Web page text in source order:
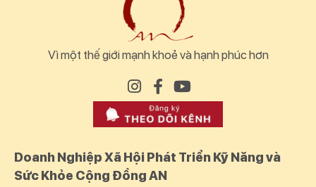
Vì một thế giới mạnh khoẻ và hạnh phúc hơn
Doanh Nghiệp Xã Hội Phát Triển Kỹ Năng và
Sức Khỏe Cộng Đồng AN